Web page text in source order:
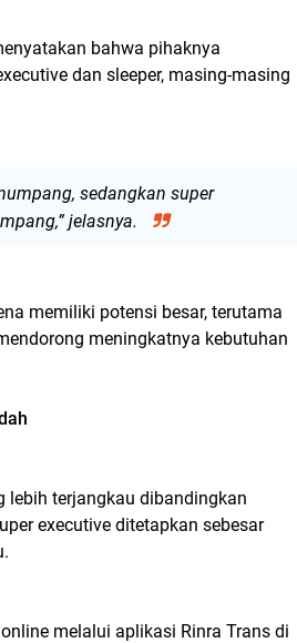
bahwa pihaknya
dan sleeper, masing-masing
sedangkan super
jelasnya.
memiliki potensi besar, terutama
meningkatnya kebutuhan
lebih terjangkau dibandingkan
executive ditetapkan sebesar
melalui aplikasi Rinra Trans di